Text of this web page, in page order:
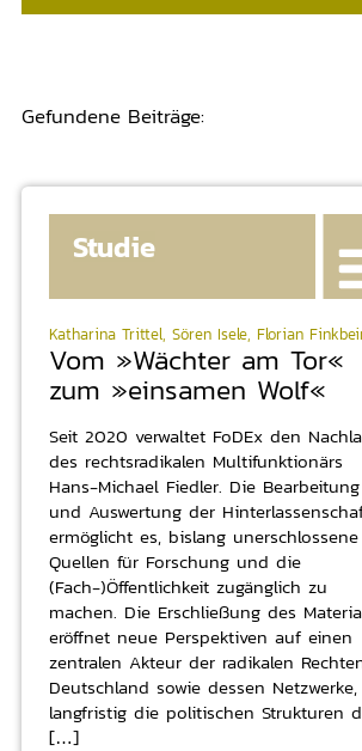
Gefundene Beiträge:
Studie
Katharina Trittel, Sören Isele, Florian
Vom »Wächter am Tor«
zum »einsamen Wolf«
Seit 2020 verwaltet FoDEx den
des rechtsradikalen Multifunktionärs
Hans-Michael Fiedler. Die Bearbeitung
und Auswertung der
ermöglicht es, bislang unerschlossene
Quellen für Forschung und die
(Fach-)Öffentlichkeit zugänglich zu
machen. Die Erschließung des
eröffnet neue Perspektiven auf einen
zentralen Akteur der radikalen
Deutschland sowie dessen
langfristig die politischen Strukturen
[…]